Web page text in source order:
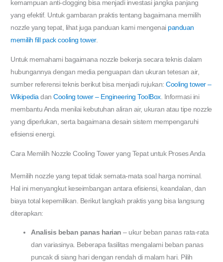
kemampuan anti-clogging bisa menjadi investasi jangka panjang
yang efektif. Untuk gambaran praktis tentang bagaimana memilih
nozzle yang tepat, lihat juga panduan kami mengenai panduan
memilih fill pack cooling tower.
Untuk memahami bagaimana nozzle bekerja secara teknis dalam
hubungannya dengan media penguapan dan ukuran tetesan air,
sumber referensi teknis berikut bisa menjadi rujukan:Cooling tower –
WikipediadanCooling tower – Engineering ToolBox. Informasi ini
membantu Anda menilai kebutuhan aliran air, ukuran atau tipe nozzle
yang diperlukan, serta bagaimana desain sistem mempengaruhi
efisiensi energi.
Cara Memilih Nozzle Cooling Tower yang Tepat untuk Proses Anda
Memilih nozzle yang tepat tidak semata-mata soal harga nominal.
Hal ini menyangkut keseimbangan antara efisiensi, keandalan, dan
biaya total kepemilikan. Berikut langkah praktis yang bisa langsung
diterapkan:
Analisis beban panas harian – ukur beban panas rata-rata
dan variasinya. Beberapa fasilitas mengalami beban panas
puncak di siang hari dengan rendah di malam hari. Pilih